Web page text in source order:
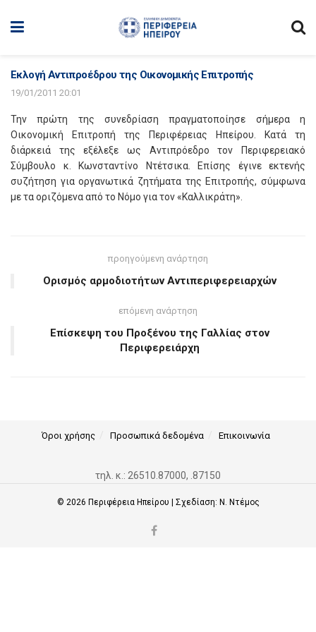
Εκλογή Αντιπροέδρου της Οικονομικής Επιτροπής
19/01/2011 20:01
Την πρώτη της συνεδρίαση πραγματοποίησε σήμερα η
Οικονομική Επιτροπή της Περιφέρειας Ηπείρου. Κατά τη
διάρκειά της εξέλεξε ως Αντιπρόεδρο τον Περιφερειακό
Σύμβουλο κ. Κωνσταντίνο Ντέτσικα. Επίσης έγινε εκτενής
συζήτηση για οργανωτικά ζητήματα της Επιτροπής, σύμφωνα
με τα οριζόμενα από το Νόμο για τον «Καλλικράτη».
προηγούμενη ανάρτηση
Ορισμός αρμοδιοτήτων Αντιπεριφερειαρχών
επόμενη ανάρτηση
Επίσκεψη του Προξένου της Γαλλίας στον
Περιφερειάρχη
Όροι χρήσης Προσωπικά δεδομένα Επικοινωνία
τηλ. κ.: 26510.87000, .87150
© 2026 Περιφέρεια Ηπείρου | Σχεδίαση: Ν. Ντέμος